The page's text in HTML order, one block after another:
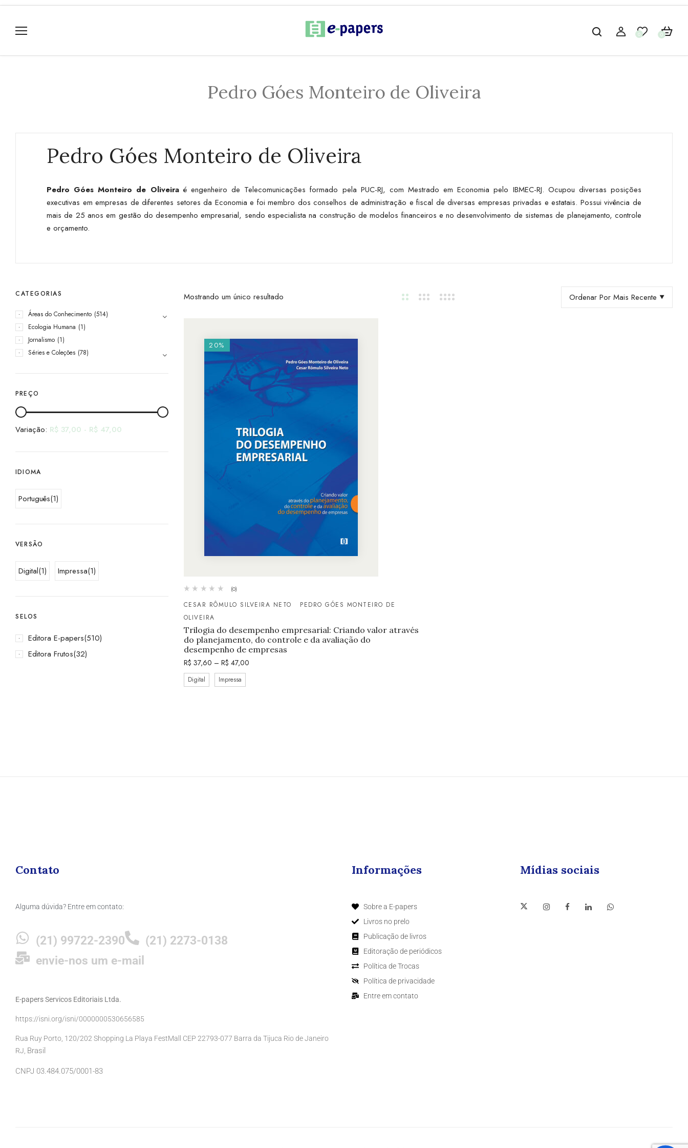
0 0
Pedro Góes Monteiro de Oliveira
Pedro Góes Monteiro de Oliveira
Pedro Góes Monteiro de Oliveiraé engenheiro de Telecomunicações formado pela PUC-RJ, com Mestrado em Economia pelo IBMEC-RJ. Ocupou diversas posições
executivas em empresas de diferentes setores da Economia e foi membro dos conselhos de administração e fiscal de diversas empresas privadas e estatais. Possui vivência de
mais de 25 anos em gestão do desempenho empresarial, sendo especialista na construção de modelos financeiros e no desenvolvimento de sistemas de planejamento, controle
e orçamento.
CATEGORIAS
Áreas do Conhecimento (514)
Ecologia Humana (1)
Jornalismo (1)
Séries e Coleções (78)
PREÇO
Variação: R$ 37,00 - R$ 47,00
IDIOMA
Português(1)
VERSÃO
Digital(1) Impressa(1)
SELOS
Editora E-papers(510)
Editora Frutos(32)
Mostrando um único resultado Ordenar Por Mais Recente
20%
(0)
CESAR RÔMULO SILVEIRA NETO
PEDRO GÓES MONTEIRO DE
OLIVEIRA
Trilogia do desempenho empresarial: Criando valor através
do planejamento, do controle e da avaliação do
desempenho de empresas
R$ 37,60 – R$ 47,00
Digital Impressa
Contato
Alguma dúvida? Entre em contato:
(21) 99722-2390
(21) 2273-0138
envie-nos um e-mail
E-papers Servicos Editoriais Ltda.
https://isni.org/isni/0000000530656585
Rua Ruy Porto, 120/202 Shopping La Playa FestMall CEP 22793-077 Barra da Tijuca Rio de Janeiro
RJ, Brasil
CNPJ 03.484.075/0001-83
Informações
Sobre a E-papers
Livros no prelo
Publicação de livros
Editoração de periódicos
Política de Trocas
Política de privacidade
Entre em contato
Mídias sociais